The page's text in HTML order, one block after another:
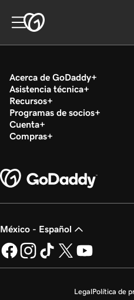
Acerca de GoDaddy
Asistencia técnica
Recursos
Programas de socios
Cuenta
Compras
México - Español
LegalPolítica de